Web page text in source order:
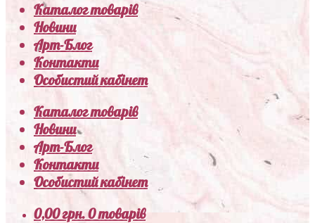
Каталог товарів
Новини
Арт-Блог
Контакти
Особистий кабінет
Каталог товарів
Новини
Арт-Блог
Контакти
Особистий кабінет
0,00грн.0 товарів